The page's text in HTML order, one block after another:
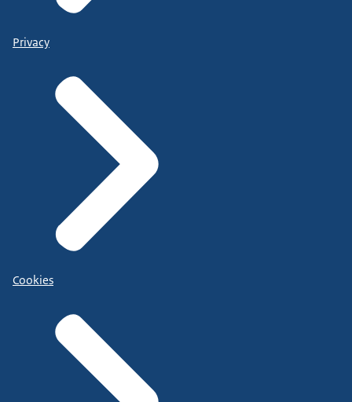
Privacy
Cookies